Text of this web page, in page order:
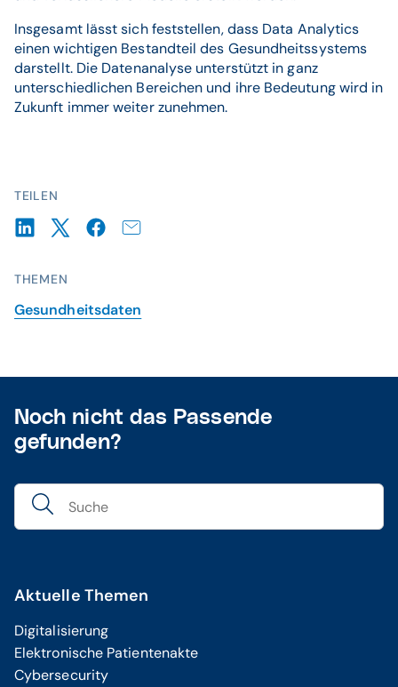
TEILEN
THEMEN
Gesundheitsdaten
Insgesamt lässt sich feststellen, dass Data Analytics
einen wichtigen Bestandteil des Gesundheitssystems
darstellt. Die Datenanalyse unterstützt in ganz
unterschiedlichen Bereichen und ihre Bedeutung wird in
Zukunft immer weiter zunehmen.
Noch nicht das Passende
gefunden?
Aktuelle Themen
Digitalisierung
Elektronische Patientenakte
Cybersecurity